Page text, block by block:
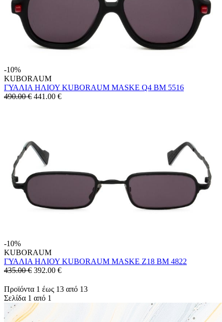
-10%
KUBORAUM
ΓΥΑΛΙΑ ΗΛΙΟΥ KUBORAUM MASKE Q4 BM 5516
490.00 € 441.00 €
-10%
KUBORAUM
ΓΥΑΛΙΑ ΗΛΙΟΥ KUBORAUM MASKE Z18 BM 4822
435.00 € 392.00 €
Προϊόντα 1 έως 13 από 13
Σελίδα 1 από 1